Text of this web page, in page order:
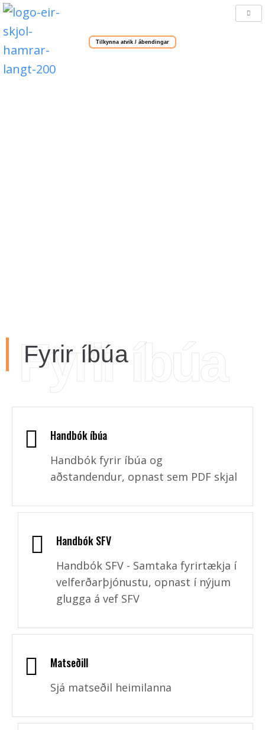
Tilkynna atvik / ábendingar
Fyrir íbúa
Fyrir íbúa
Handbók íbúa
Handbók fyrir íbúa og
aðstandendur, opnast sem PDF skjal
Handbók SFV
Handbók SFV - Samtaka fyrirtækja í
velferðarþjónustu, opnast í nýjum
glugga á vef SFV
Matseðill
Sjá matseðil heimilanna